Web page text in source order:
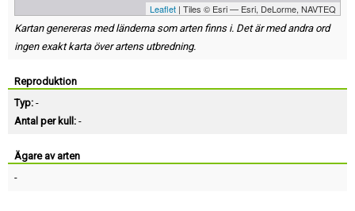
Leaflet | Tiles © Esri — Esri, DeLorme, NAVTEQ
Kartan genereras med länderna som arten finns i. Det är med andra ord
ingen exakt karta över artens utbredning.
Reproduktion
Typ: -
Antal per kull: -
Ägare av arten
-